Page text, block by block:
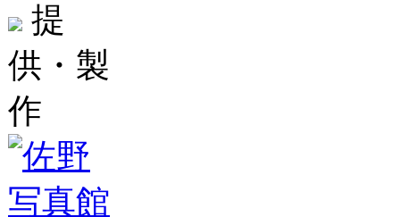
提
供・製
作